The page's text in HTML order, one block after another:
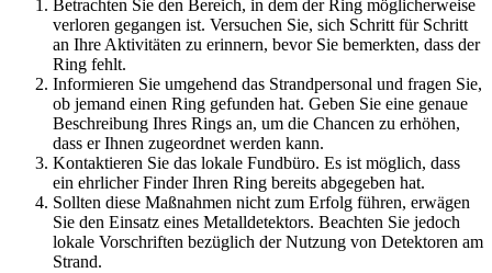
Betrachten Sie den Bereich, in dem der Ring möglicherweise
verloren gegangen ist. Versuchen Sie, sich Schritt für Schritt
an Ihre Aktivitäten zu erinnern, bevor Sie bemerkten, dass der
Ring fehlt.
Informieren Sie umgehend das Strandpersonal und fragen Sie,
ob jemand einen Ring gefunden hat. Geben Sie eine genaue
Beschreibung Ihres Rings an, um die Chancen zu erhöhen,
dass er Ihnen zugeordnet werden kann.
Kontaktieren Sie das lokale Fundbüro. Es ist möglich, dass
ein ehrlicher Finder Ihren Ring bereits abgegeben hat.
Sollten diese Maßnahmen nicht zum Erfolg führen, erwägen
Sie den Einsatz eines Metalldetektors. Beachten Sie jedoch
lokale Vorschriften bezüglich der Nutzung von Detektoren am
Strand.